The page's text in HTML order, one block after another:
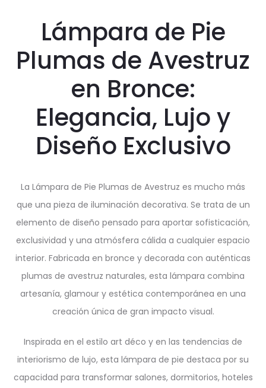
Lámpara de Pie
Plumas de Avestruz
en Bronce:
Elegancia, Lujo y
Diseño Exclusivo
La Lámpara de Pie Plumas de Avestruz es mucho más
que una pieza de iluminación decorativa. Se trata de un
elemento de diseño pensado para aportar sofisticación,
exclusividad y una atmósfera cálida a cualquier espacio
interior. Fabricada en bronce y decorada con auténticas
plumas de avestruz naturales, esta lámpara combina
artesanía, glamour y estética contemporánea en una
creación única de gran impacto visual.
Inspirada en el estilo art déco y en las tendencias de
interiorismo de lujo, esta lámpara de pie destaca por su
capacidad para transformar salones, dormitorios, hoteles